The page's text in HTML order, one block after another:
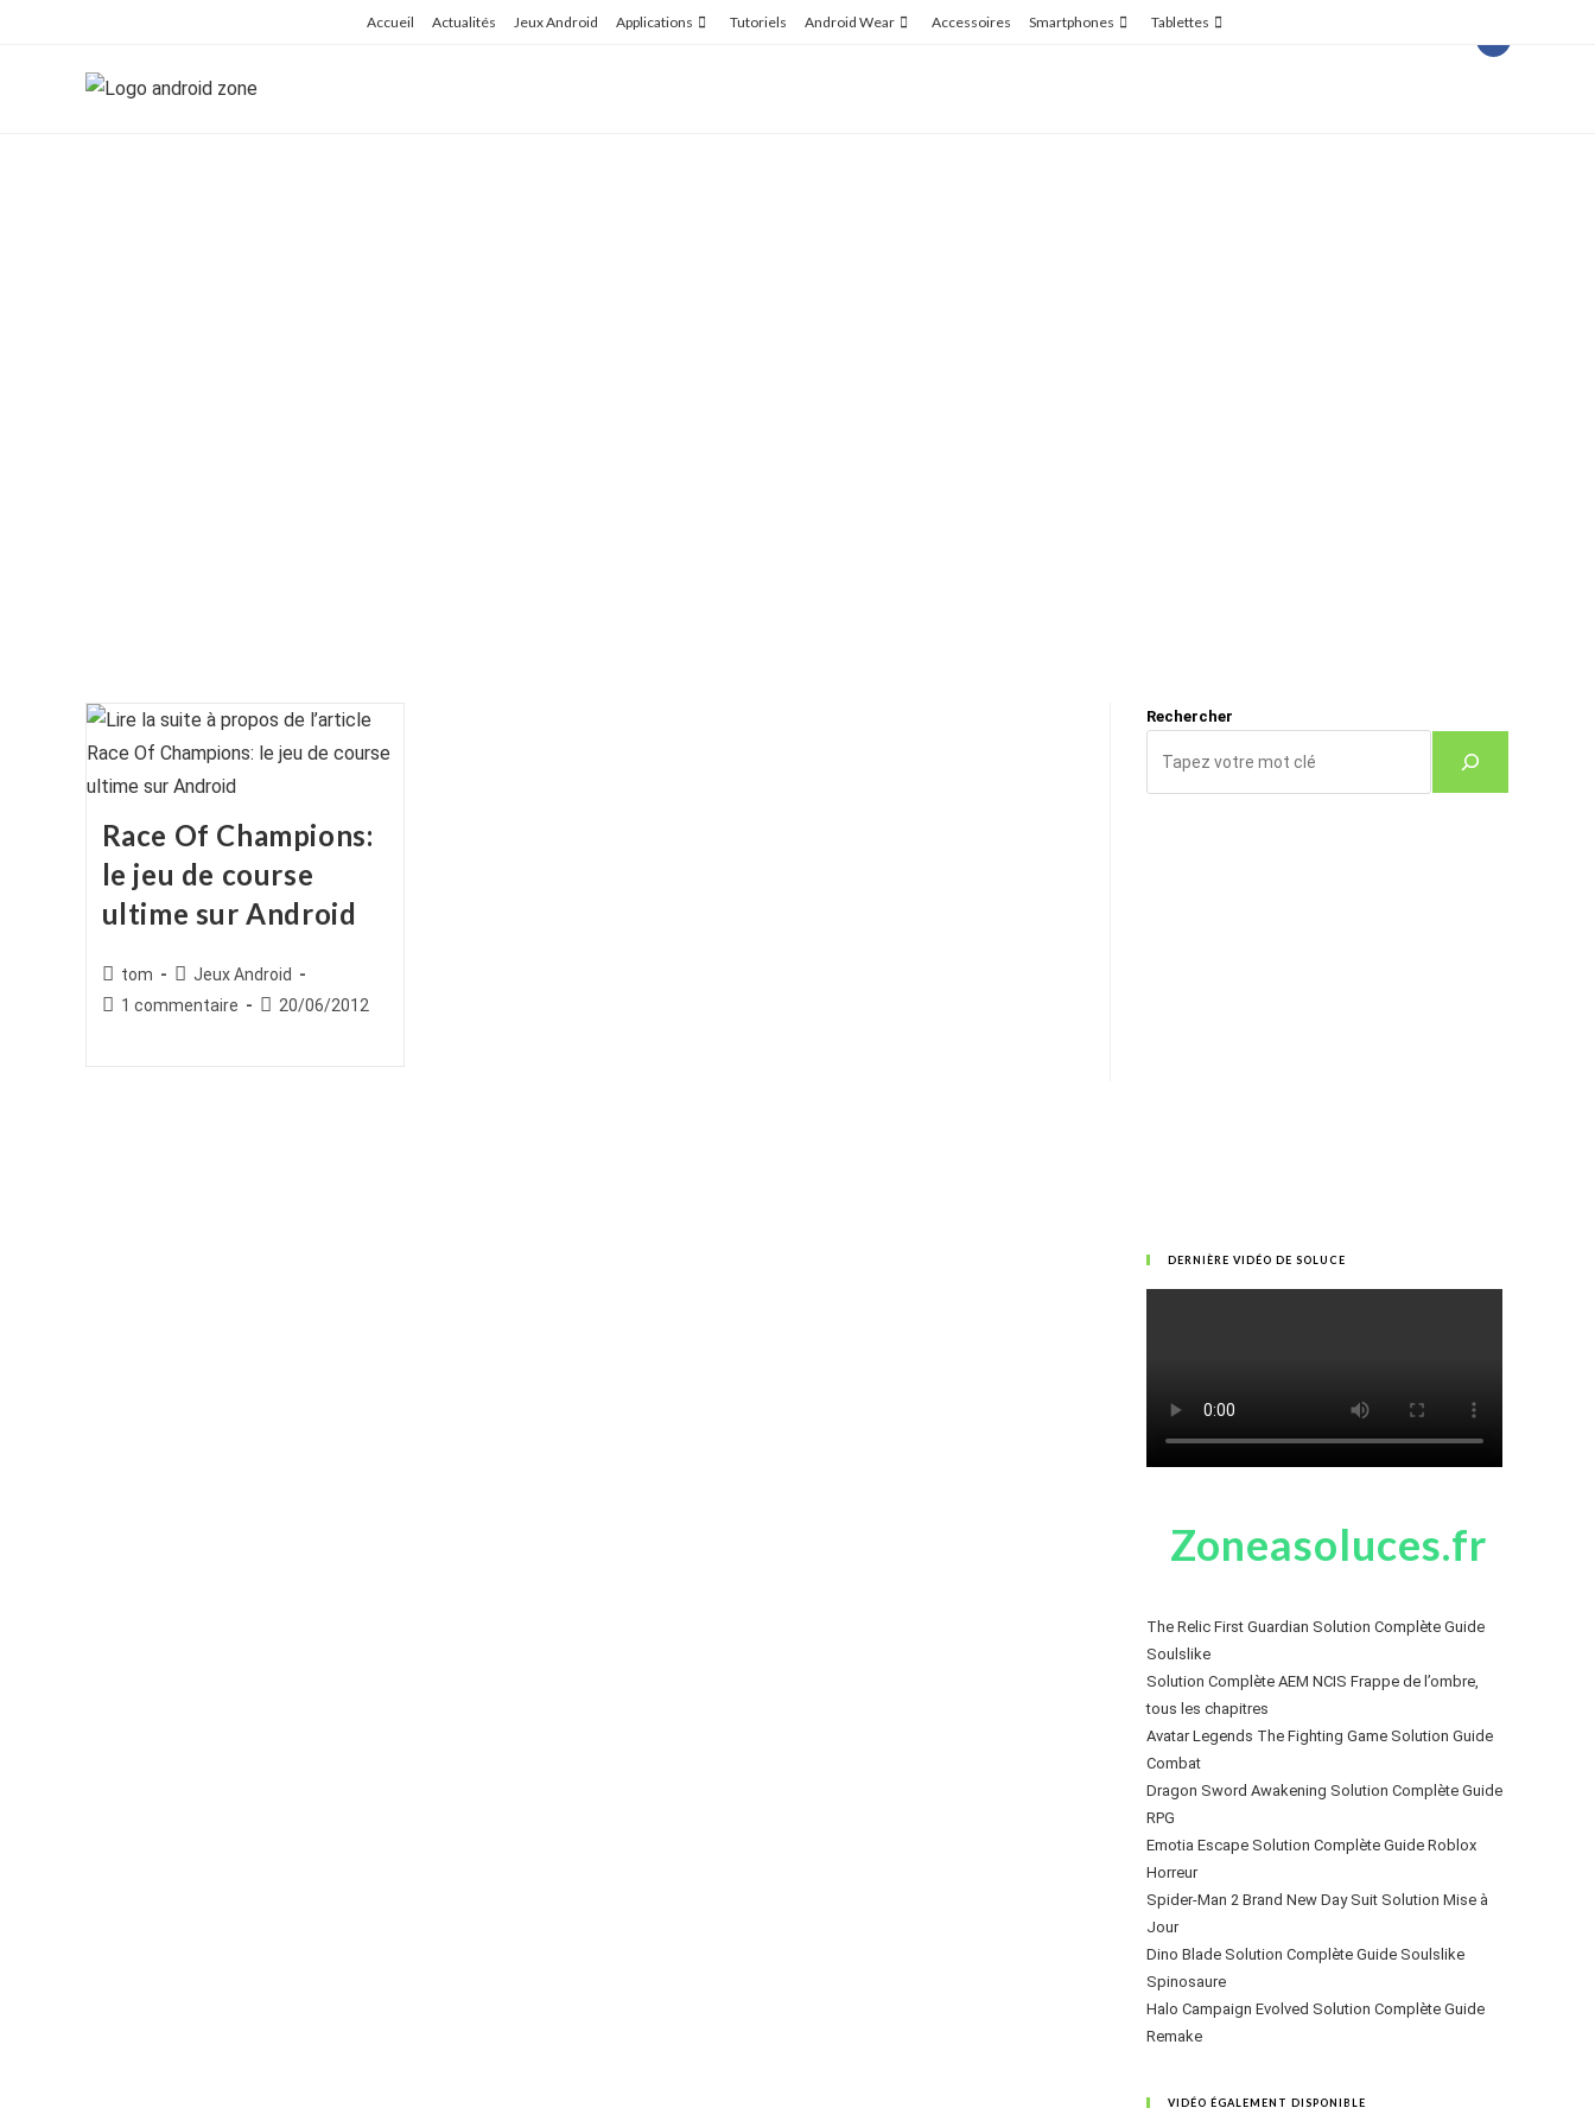
Accueil Actualités Jeux Android Applications Tutoriels Android Wear Accessoires Smartphones Tablettes
Race Of Champions:
le jeu de course
ultime sur Android
Auteur/autrice
de
tom
Post
category:
Jeux Android
Commentaires
1 commentaire
Publication
20/06/2012
Rechercher
DERNIÈRE VIDÉO DE SOLUCE
Zoneasoluces.fr
The Relic First Guardian Solution Complète Guide
Soulslike
Solution Complète AEM NCIS Frappe de l’ombre,
tous les chapitres
Avatar Legends The Fighting Game Solution Guide
Combat
Dragon Sword Awakening Solution Complète Guide
RPG
Emotia Escape Solution Complète Guide Roblox
Horreur
Spider-Man 2 Brand New Day Suit Solution Mise à
Jour
Dino Blade Solution Complète Guide Soulslike
Spinosaure
Halo Campaign Evolved Solution Complète Guide
Remake
VIDÉO ÉGALEMENT DISPONIBLE